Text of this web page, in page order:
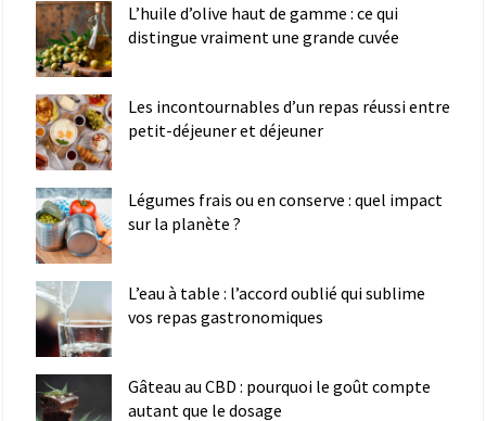
L’huile d’olive haut de gamme : ce qui
distingue vraiment une grande cuvée
Les incontournables d’un repas réussi entre
petit-déjeuner et déjeuner
Légumes frais ou en conserve : quel impact
sur la planète ?
L’eau à table : l’accord oublié qui sublime
vos repas gastronomiques
Gâteau au CBD : pourquoi le goût compte
autant que le dosage